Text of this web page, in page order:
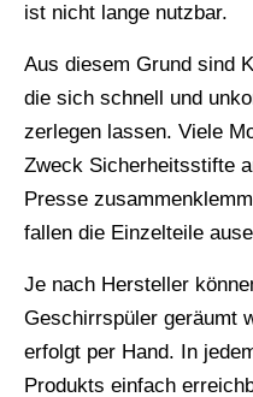
ist nicht lange nutzbar.
Aus diesem Grund sind
die sich schnell und
zerlegen lassen. Viele
Zweck Sicherheitsstifte
Presse
fallen die Einzelteile
Je nach Hersteller
Geschirrspüler geräumt
erfolgt per Hand. In
Produkts einfach